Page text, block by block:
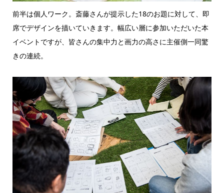
前半は個人ワーク。斎藤さんが提示した18のお題に対して、即
席でデザインを描いていきます。幅広い層に参加いただいた本
イベントですが、皆さんの集中力と画力の高さに主催側一同驚
きの連続。